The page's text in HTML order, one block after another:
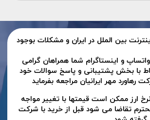
بین الملل در ایران و مشکلات بوجود
و اینستاگرام شما همراهان گرامی
با بخش پشتیبانی و پاسخ سوالات خود
رهاورد مهر ایرانیان مراجعه بفرماید
ارز ممکن است قیمتها با تغییر مواجه
تقاضا می شود قبل از خرید با شرکت